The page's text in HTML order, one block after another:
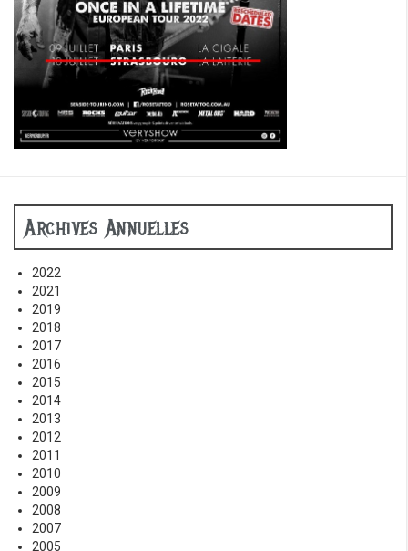
Archives Annuelles
2022
2021
2019
2018
2017
2016
2015
2014
2013
2012
2011
2010
2009
2008
2007
2005